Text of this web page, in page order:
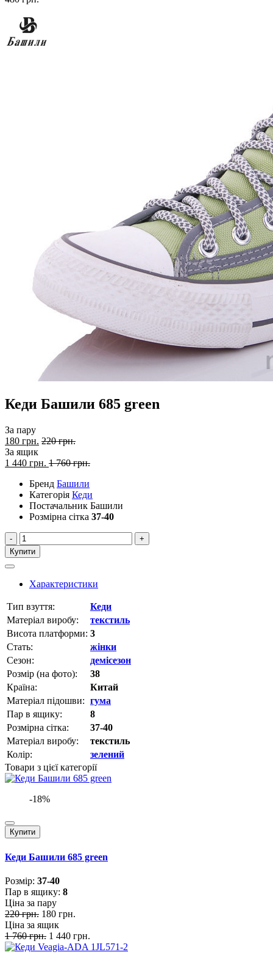
Кеди Башили 685 green
За пару
180 грн. 220 грн.
За ящик
1 440 грн. 1 760 грн.
Бренд Башили
Категорія Кеди
Постачальник Башили
Розмірна сітка 37-40
-
+
Купити
Характеристики
Тип взуття:
Кеди
Матеріал виробу:
текстиль
Висота платформи: 3
Стать:
жінки
Сезон:
демісезон
Розмір (на фото):
38
Країна:
Китай
Матеріал підошви: гума
Пар в ящику:
8
Розмірна сітка:
37-40
Матеріал виробу:
текстиль
Колір:
зелений
Товари з цієї категорії
-18%
Купити
Кеди Башили 685 green
Розмiр: 37-40
Пар в ящику: 8
Ціна за пару
220 грн. 180 грн.
Ціна за ящик
1 760 грн. 1 440 грн.